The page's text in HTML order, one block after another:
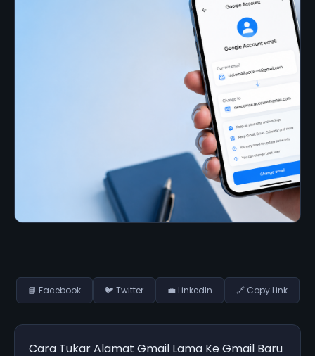
📘 Facebook 🐦 Twitter 💼 LinkedIn 🔗 Copy Link
Cara Tukar Alamat Gmail Lama Ke Gmail Baru